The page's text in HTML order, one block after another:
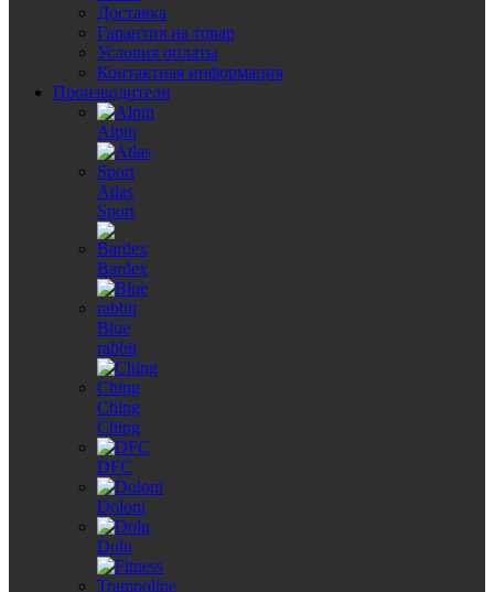
Доставка
Гарантия на товар
Условия оплаты
Контактная информация
Производители
Alpin
Atlas
Sport
Bardex
Blue
rabbit
Ching
Ching
DFC
Doloni
Dolu